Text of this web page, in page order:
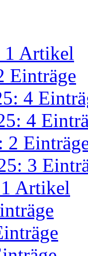
1 Artikel
Einträge
4
4
2
3
Artikel